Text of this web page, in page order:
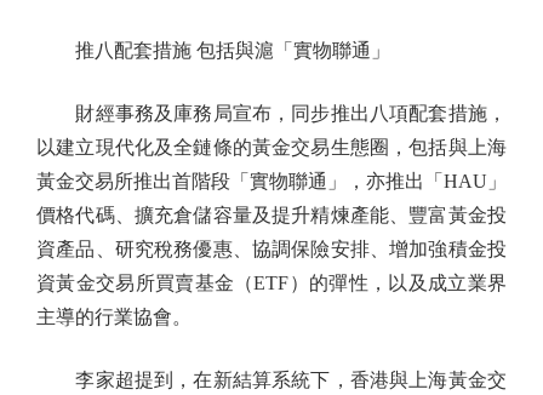
推八配套措施 包括與滬「實物聯通」
財經事務及庫務局宣布，同步推出八項配套措施，
以建立現代化及全鏈條的黃金交易生態圈，包括與上海
黃金交易所推出首階段「實物聯通」，亦推出「HAU」
價格代碼、擴充倉儲容量及提升精煉產能、豐富黃金投
資產品、研究稅務優惠、協調保險安排、增加強積金投
資黃金交易所買賣基金（ETF）的彈性，以及成立業界
主導的行業協會。
李家超提到，在新結算系統下，香港與上海黃金交